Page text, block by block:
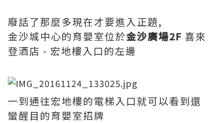
廢話了那麼多現在才要進入正題,
金沙城中心的育嬰室位於金沙廣場2F 喜來
登酒店 - 宏地樓入口的左邊
一到通往宏地樓的電梯入口就可以看到還
蠻醒目的育嬰室招牌